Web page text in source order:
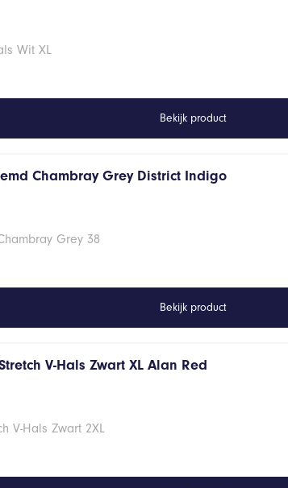
Wit XL
Bekijk product
Chambray Grey District Indigo
Grey 38
Bekijk product
V-Hals Zwart XL Alan Red
V-Hals Zwart 2XL